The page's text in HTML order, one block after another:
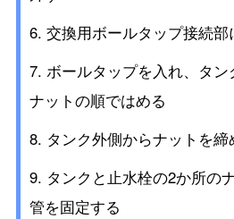
交換用ボールタップ接続
ボールタップを入れ、タン
ナットの順ではめる
タンク外側からナットを締
タンクと止水栓の2か所の
管を固定する